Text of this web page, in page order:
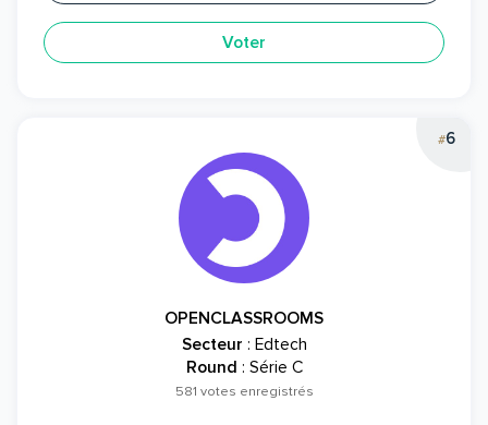
Voter
#6
OPENCLASSROOMS
Secteur : Edtech
Round : Série C
581 votes enregistrés